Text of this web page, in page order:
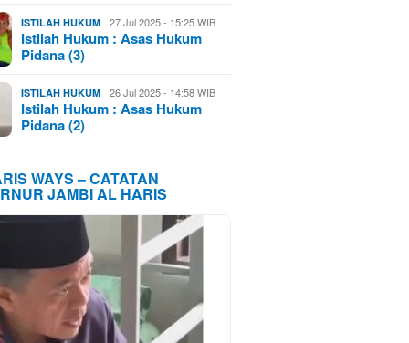
ISTILAH HUKUM 27 Jul 2025 - 15:25 WIB
Istilah Hukum : Asas Hukum
Pidana (3)
ISTILAH HUKUM 26 Jul 2025 - 14:58 WIB
Istilah Hukum : Asas Hukum
Pidana (2)
WAYS – CATATAN
JAMBI AL HARIS